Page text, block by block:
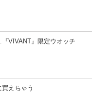
VIVANT』限定ウオッチ
えちゃう